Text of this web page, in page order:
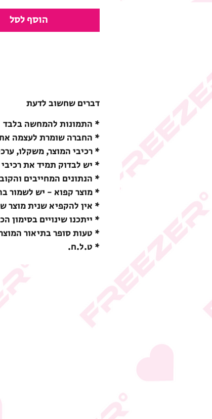
הוסף לסל
דברים שחשוב לדעת
* התמונות להמחשה בלבד
* החברה שומרת לעצמה
* רכיבי המוצר, משקלו,
* יש לבדוק תמיד את
* הנתונים המחייבים
* מוצר קפוא - יש לשמור בהקפאה (18-)
* אין להקפיא שנית מוצר
* ייתכנו שינויים בסימון
* טעות סופר בתיאור
* ט.ל.ח.